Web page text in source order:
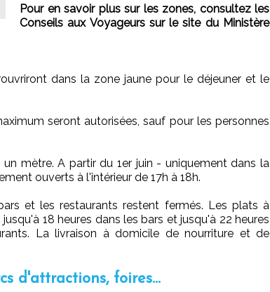
Pour en savoir plus sur les zones, consultez les
Conseils aux Voyageurs sur le site du Ministère
rouvriront dans la zone jaune pour le déjeuner et le
seront autorisées, sauf pour les personnes
mètre. A partir du 1er juin - uniquement dans la
ouverts à l'intérieur de 17h à 18h.
et les restaurants restent fermés. Les plats à
18 heures dans les bars et jusqu'à 22 heures
La livraison à domicile de nourriture et de
d'attractions, foires...